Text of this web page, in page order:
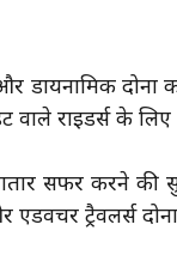
डायनामिक
राइडर्स के
सफर करने की
ट्रैवलर्स